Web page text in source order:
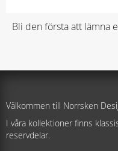
Bli den första att lämna
Välkommen till Norrsken
I våra kollektioner finns
reservdelar.